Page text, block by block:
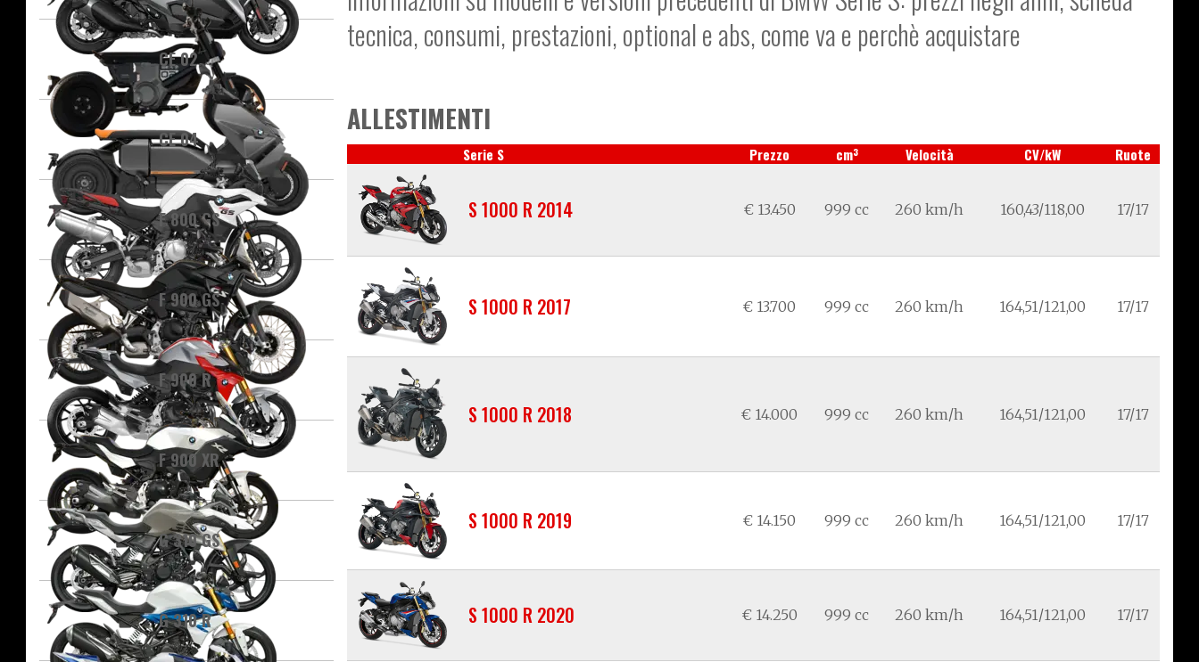
CE 02
CE 04
F 800 GS
F 900 GS
F 900 R
F 900 XR
G 310 GS
G 310 R
tecnica, consumi, prestazioni, optional e abs, come va e perchè acquistare
ALLESTIMENTI
Serie S Prezzo cm3 Velocità CV/kW Ruote
S 1000 R 2014 € 13.450 999 cc 260 km/h 160,43/118,00 17/17
S 1000 R 2017 € 13.700 999 cc 260 km/h 164,51/121,00 17/17
S 1000 R 2018 € 14.000 999 cc 260 km/h 164,51/121,00 17/17
S 1000 R 2019 € 14.150 999 cc 260 km/h 164,51/121,00 17/17
S 1000 R 2020 € 14.250 999 cc 260 km/h 164,51/121,00 17/17